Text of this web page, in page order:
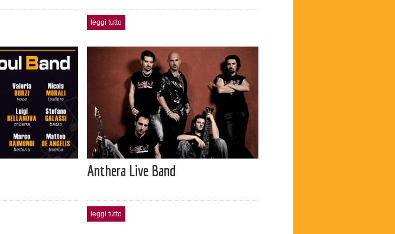
leggi tutto
Anthera Live Band
leggi tutto